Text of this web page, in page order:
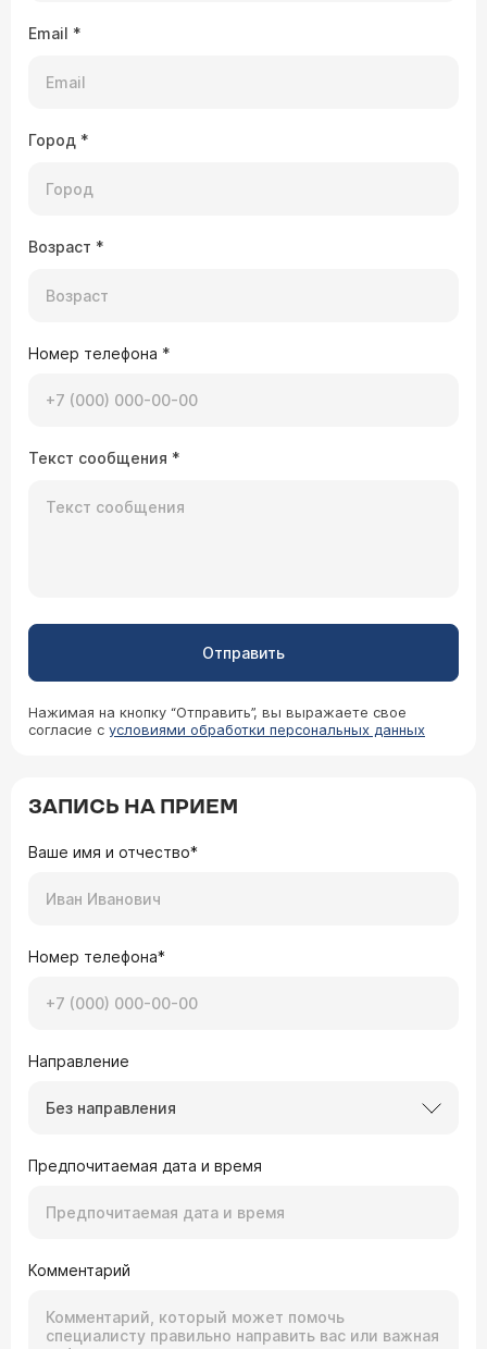
Email *
Город *
Возраст *
Номер телефона *
Текст сообщения *
Отправить
Нажимая на кнопку “Отправить”, вы выражаете свое
согласие с условиями обработки персональных данных
ЗАПИСЬ НА ПРИЕМ
Ваше имя и отчество*
Номер телефона*
Направление
Без направления
Предпочитаемая дата и время
Комментарий